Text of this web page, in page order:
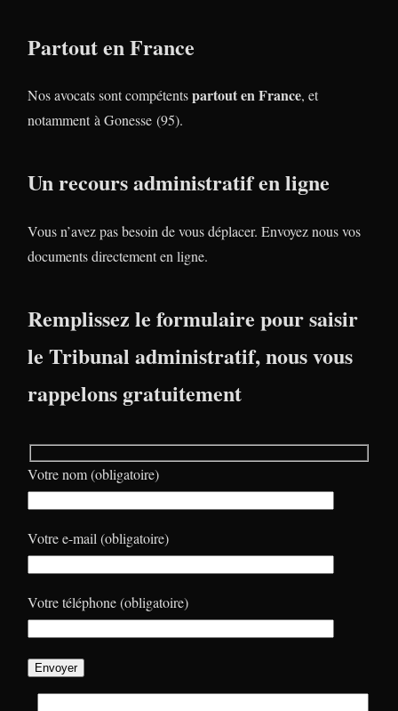
Partout en France
Nos avocats sont compétentspartout en France, et
notamment à Gonesse (95).
Un recours administratif en ligne
Vous n’avez pas besoin de vous déplacer. Envoyez nous vos
documents directement en ligne.
Remplissez le formulaire pour saisir
le Tribunal administratif, nous vous
rappelons gratuitement
Votre nom (obligatoire)
Votre e-mail (obligatoire)
Votre téléphone (obligatoire)